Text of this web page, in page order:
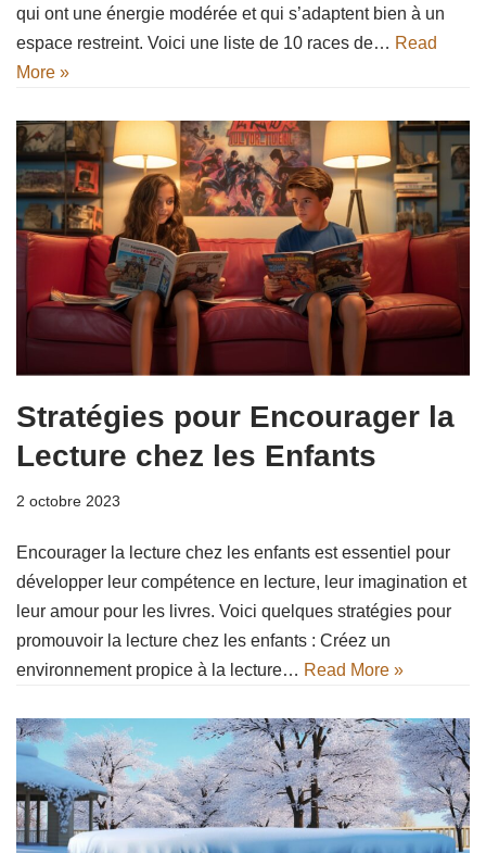
qui ont une énergie modérée et qui s’adaptent bien à un
espace restreint. Voici une liste de 10 races de… Read
More »
Stratégies pour Encourager la
Lecture chez les Enfants
2 octobre 2023
Encourager la lecture chez les enfants est essentiel pour
développer leur compétence en lecture, leur imagination et
leur amour pour les livres. Voici quelques stratégies pour
promouvoir la lecture chez les enfants : Créez un
environnement propice à la lecture… Read More »